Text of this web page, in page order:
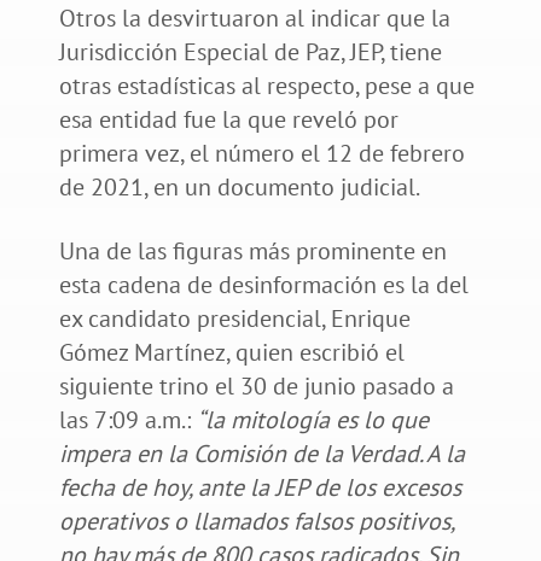
Otros la desvirtuaron al indicar que la
Jurisdicción Especial de Paz, JEP, tiene
otras estadísticas al respecto, pese a que
esa entidad fue la que reveló por
primera vez, el número el 12 de febrero
de 2021, en un documento judicial.
Una de las figuras más prominente en
esta cadena de desinformación es la del
ex candidato presidencial, Enrique
Gómez Martínez, quien escribió el
siguiente trino el 30 de junio pasado a
las 7:09 a.m.: “la mitología es lo que
impera en la Comisión de la Verdad. A la
fecha de hoy, ante la JEP de los excesos
operativos o llamados falsos positivos,